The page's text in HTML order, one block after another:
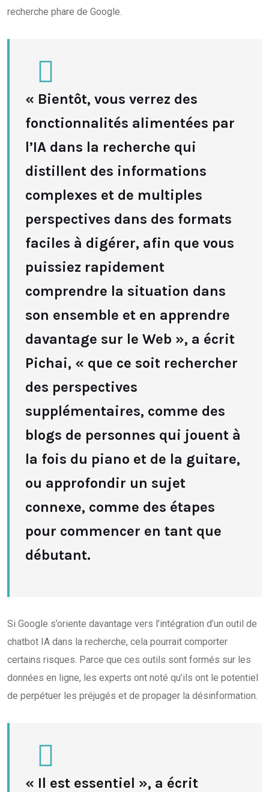
recherche phare de Google.
« Bientôt, vous verrez des
fonctionnalités alimentées par
l’IA dans la recherche qui
distillent des informations
complexes et de multiples
perspectives dans des formats
faciles à digérer, afin que vous
puissiez rapidement
comprendre la situation dans
son ensemble et en apprendre
davantage sur le Web », a écrit
Pichai, « que ce soit rechercher
des perspectives
supplémentaires, comme des
blogs de personnes qui jouent à
la fois du piano et de la guitare,
ou approfondir un sujet
connexe, comme des étapes
pour commencer en tant que
débutant.
Si Google s’oriente davantage vers l’intégration d’un outil de
chatbot IA dans la recherche, cela pourrait comporter
certains risques. Parce que ces outils sont formés sur les
données en ligne, les experts ont noté qu’ils ont le potentiel
de perpétuer les préjugés et de propager la désinformation.
« Il est essentiel », a écrit